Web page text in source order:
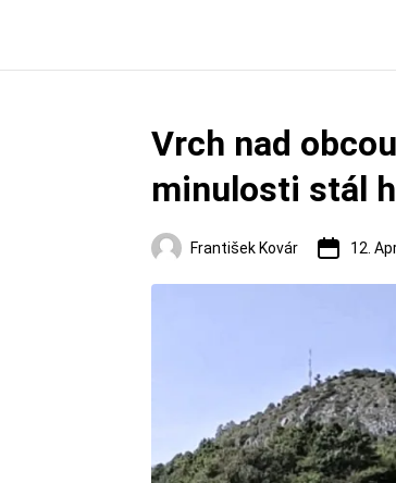
Vrch nad
minulosti stál
František Kovár 12.